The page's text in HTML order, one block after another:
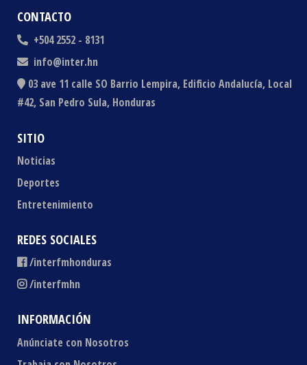
CONTACTO
+504 2552 - 8131
info@inter.hn
03 ave 11 calle SO Barrio Lempira, Edificio Andalucía, Local
#42, San Pedro Sula, Honduras
SITIO
Noticias
Deportes
Entretenimiento
REDES SOCIALES
/interfmhonduras
/interfmhn
INFORMACIÓN
Anúnciate con Nosotros